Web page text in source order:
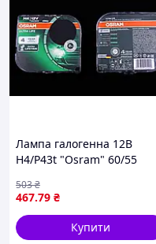
Лампа галогенна 12В
H4/P43t "Osram" 60/55
467.79 ₴
503₴
Купити